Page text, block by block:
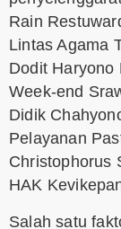
Rain
Lintas Agama
Dodit Haryono
Week-end
Didik
Pelayanan
Christophorus
HAK
Salah satu